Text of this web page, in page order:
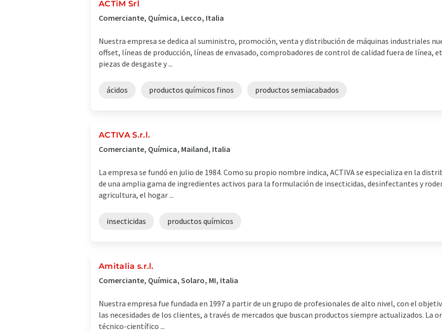
ACTiM Srl
Comerciante, Química, Lecco, Italia
Nuestra empresa se dedica al suministro, promoción, venta y distribución de máquinas industriales
offset, líneas de producción, líneas de envasado, comprobadores de control de calidad fuera de línea,
piezas de desgaste y ...
ácidos productos químicos finos productos semiacabados
ACTIVA S.r.l.
Comerciante, Química, Mailand, Italia
La empresa se fundó en julio de 1984. Como su propio nombre indica, ACTIVA se especializa en la
de una amplia gama de ingredientes activos para la formulación de insecticidas, desinfectantes y
agricultura, el hogar ...
insecticidas productos químicos
Amitalia s.r.l.
Comerciante, Química, Solaro, MI, Italia
Nuestra empresa fue fundada en 1997 a partir de un grupo de profesionales de alto nivel, con el
las necesidades de los clientes, a través de mercados que buscan productos siempre actualizados. La
técnico-científico ...